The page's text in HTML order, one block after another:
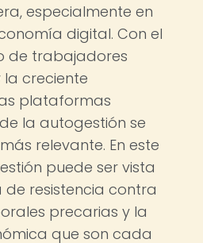
especialmente en
digital. Con el
de trabajadores
creciente
plataformas
la autogestión se
relevante. En este
puede ser vista
resistencia contra
precarias y la
que son cada